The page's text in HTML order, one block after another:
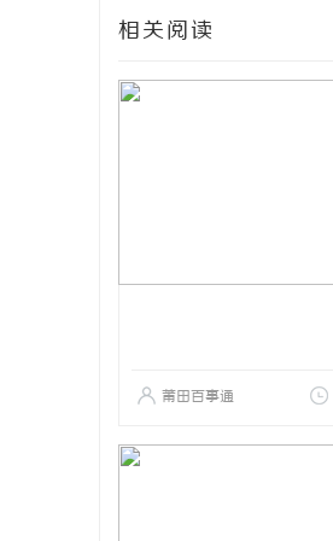
相关阅读
莆田百事通